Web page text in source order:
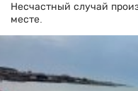
Несчастный случай
месте.